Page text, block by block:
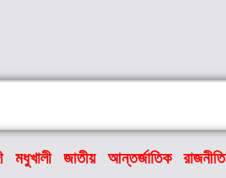
মধুখালী জাতীয় আন্তর্জাতিক রাজনীতি